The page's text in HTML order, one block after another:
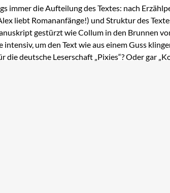
die Aufteilung des Textes: nach
liebt Romananfänge!) und Struktur des
gestürzt wie Collum in den Brunnen
um den Text wie aus einem Guss
deutsche Leserschaft „Pixies“? Oder gar